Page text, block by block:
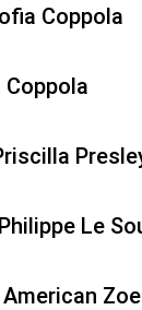
Coppola
Coppola
Le